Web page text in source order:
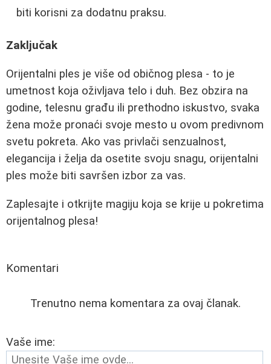
biti korisni za dodatnu praksu.
Zaključak
Orijentalni ples je više od običnog plesa - to je
umetnost koja oživljava telo i duh. Bez obzira na
godine, telesnu građu ili prethodno iskustvo, svaka
žena može pronaći svoje mesto u ovom predivnom
svetu pokreta. Ako vas privlači senzualnost,
elegancija i želja da osetite svoju snagu, orijentalni
ples može biti savršen izbor za vas.
Zaplesajte i otkrijte magiju koja se krije u pokretima
orijentalnog plesa!
Komentari
Trenutno nema komentara za ovaj članak.
Vaše ime: